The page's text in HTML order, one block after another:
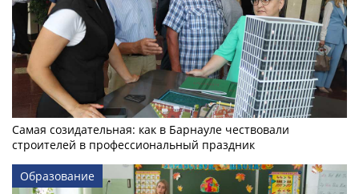
Самая созидательная: как в Барнауле чествовали
строителей в профессиональный праздник
Образование